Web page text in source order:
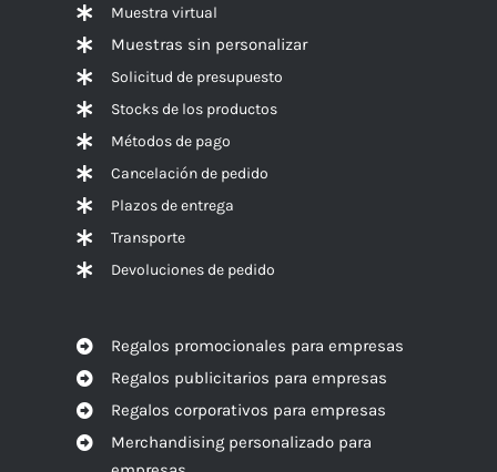
Muestra virtual
Muestras sin personalizar
Solicitud de presupuesto
Stocks de los productos
Métodos de pago
Cancelación de pedido
Plazos de entrega
Transporte
Devoluciones de pedido
Regalos promocionales para empresas
Regalos publicitarios para empresas
Regalos corporativos para empresas
Merchandising personalizado para